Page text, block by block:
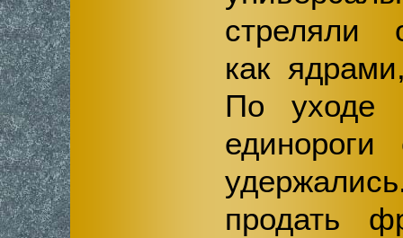
стреляли
как
По уходе
продать